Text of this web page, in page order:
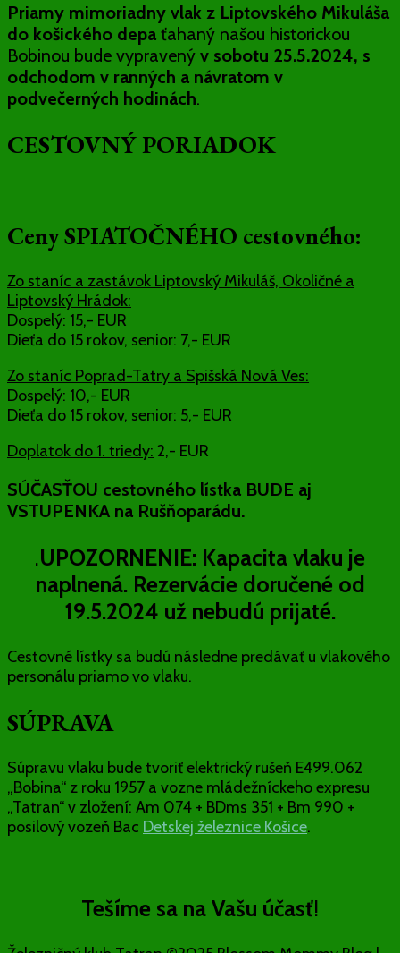
Priamy mimoriadny vlak z Liptovského Mikuláša
do košického depa ťahaný našou historickou
Bobinou bude vypravený v sobotu 25.5.2024, s
odchodom v ranných a návratom v
podvečerných hodinách.
CESTOVNÝ PORIADOK
Ceny SPIATOČNÉHO cestovného:
Zo staníc a zastávok Liptovský Mikuláš, Okoličné a
Liptovský Hrádok:
Dospelý: 15,- EUR
Dieťa do 15 rokov, senior: 7,- EUR
Zo staníc Poprad-Tatry a Spišská Nová Ves:
Dospelý: 10,- EUR
Dieťa do 15 rokov, senior: 5,- EUR
Doplatok do 1. triedy: 2,- EUR
SÚČASŤOU cestovného lístka BUDE aj
VSTUPENKA na Rušňoparádu.
.UPOZORNENIE: Kapacita vlaku je
naplnená. Rezervácie doručené od
19.5.2024 už nebudú prijaté.
Cestovné lístky sa budú následne predávať u vlakového
personálu priamo vo vlaku.
SÚPRAVA
Súpravu vlaku bude tvoriť elektrický rušeň E499.062
„Bobina“ z roku 1957 a vozne mládežníckeho expresu
„Tatran“ v zložení: Am 074 + BDms 351 + Bm 990 +
posilový vozeň Bac Detskej železnice Košice.
Tešíme sa na Vašu účasť!